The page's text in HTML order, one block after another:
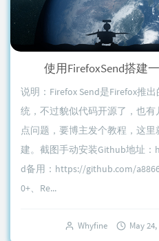
使用FirefoxSend搭建
说明：Firefox Send是Firefox推
统，不过貌似代码开源了，也
点问题，要博主发个教程，这
建。截图手动安装Github地址
d备用：https://github.com/
0+、Re...
Whyfine May 24,